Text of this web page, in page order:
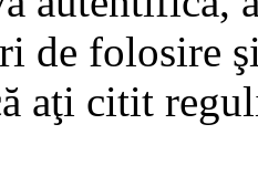
de folosire
aţi citit